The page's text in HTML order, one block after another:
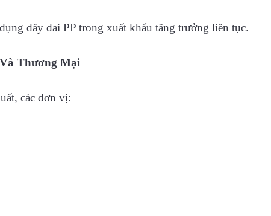
dây đai PP trong xuất khẩu tăng trưởng liên tục.
Thương Mại
các đơn vị: